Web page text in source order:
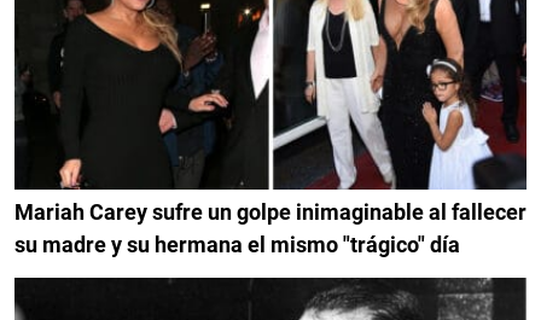
Mariah Carey sufre un golpe inimaginable al fallecer
su madre y su hermana el mismo "trágico" día